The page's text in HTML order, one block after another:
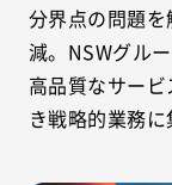
分界点の問題
減。NSWグル
高品質なサー
き戦略的業務に